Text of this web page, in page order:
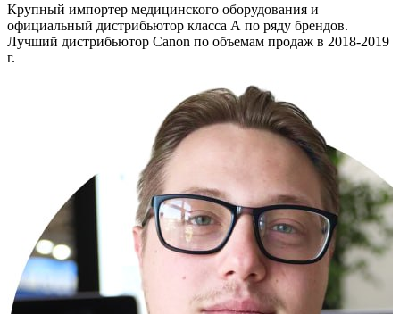
Крупный импортер медицинского оборудования и
официальный дистрибьютор класса А по ряду брендов.
Лучший дистрибьютор Canon по объемам продаж в 2018-2019
г.